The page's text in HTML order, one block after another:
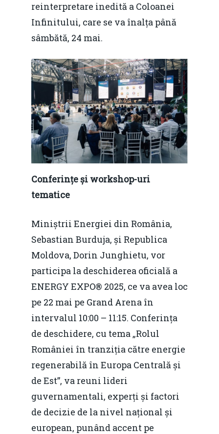
reinterpretare inedită a Coloanei
Infinitului, care se va înalța până
sâmbătă, 24 mai.
Conferințe și workshop-uri
tematice
Miniștrii Energiei din România,
Sebastian Burduja, și Republica
Moldova, Dorin Junghietu, vor
participa la deschiderea oficială a
ENERGY EXPO® 2025, ce va avea loc
pe 22 mai pe Grand Arena în
intervalul 10:00 – 11:15. Conferința
de deschidere, cu tema „Rolul
României în tranziția către energie
regenerabilă în Europa Centrală și
de Est”, va reuni lideri
guvernamentali, experți și factori
de decizie de la nivel național și
european, punând accent pe